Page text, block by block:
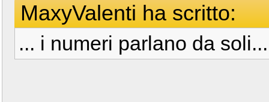
MaxyValenti ha scritto:
... i numeri parlano da